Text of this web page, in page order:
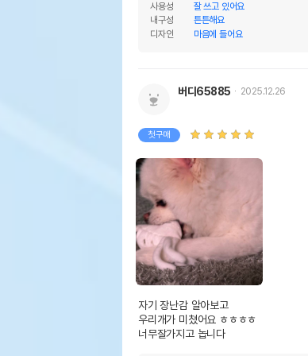
사용성
잘 쓰고 있어요
내구성
튼튼해요
디자인
마음에 들어요
버디65885 2025.12.26
첫구매
자기 장난감 알아보고
우리개가 미쳤어요 ㅎㅎㅎㅎ
너무잘가지고 놉니다